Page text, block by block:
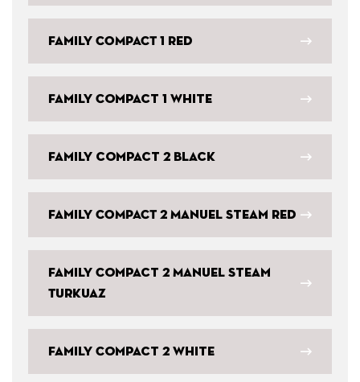
Family COMPACT 1 Red
Family Compact 1 White
Family compact 2 Black
Family COMPACT 2 Manuel Steam Red
Family Compact 2 Manuel Steam
Turkuaz
Family Compact 2 White